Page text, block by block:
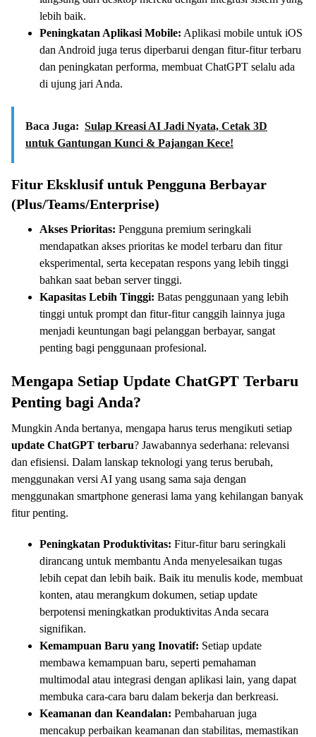
lebih baik.
Peningkatan Aplikasi Mobile: Aplikasi mobile untuk iOS
dan Android juga terus diperbarui dengan fitur-fitur terbaru
dan peningkatan performa, membuat ChatGPT selalu ada
di ujung jari Anda.
Baca Juga: Sulap Kreasi AI Jadi Nyata, Cetak 3D
untuk Gantungan Kunci & Pajangan Kece!
Fitur Eksklusif untuk Pengguna Berbayar
(Plus/Teams/Enterprise)
Akses Prioritas: Pengguna premium seringkali
mendapatkan akses prioritas ke model terbaru dan fitur
eksperimental, serta kecepatan respons yang lebih tinggi
bahkan saat beban server tinggi.
Kapasitas Lebih Tinggi: Batas penggunaan yang lebih
tinggi untuk prompt dan fitur-fitur canggih lainnya juga
menjadi keuntungan bagi pelanggan berbayar, sangat
penting bagi penggunaan profesional.
Mengapa Setiap Update ChatGPT Terbaru
Penting bagi Anda?
Mungkin Anda bertanya, mengapa harus terus mengikuti setiap
update ChatGPT terbaru? Jawabannya sederhana: relevansi
dan efisiensi. Dalam lanskap teknologi yang terus berubah,
menggunakan versi AI yang usang sama saja dengan
menggunakan smartphone generasi lama yang kehilangan banyak
fitur penting.
Peningkatan Produktivitas: Fitur-fitur baru seringkali
dirancang untuk membantu Anda menyelesaikan tugas
lebih cepat dan lebih baik. Baik itu menulis kode, membuat
konten, atau merangkum dokumen, setiap update
berpotensi meningkatkan produktivitas Anda secara
signifikan.
Kemampuan Baru yang Inovatif: Setiap update
membawa kemampuan baru, seperti pemahaman
multimodal atau integrasi dengan aplikasi lain, yang dapat
membuka cara-cara baru dalam bekerja dan berkreasi.
Keamanan dan Keandalan: Pembaharuan juga
mencakup perbaikan keamanan dan stabilitas, memastikan